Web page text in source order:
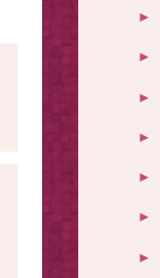
►
►
►
►
►
►
►